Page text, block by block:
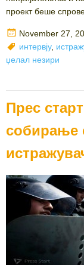
проект беше
Posted
on
November 27,
Tags
интервју,
џелал незири
Прес
собирање